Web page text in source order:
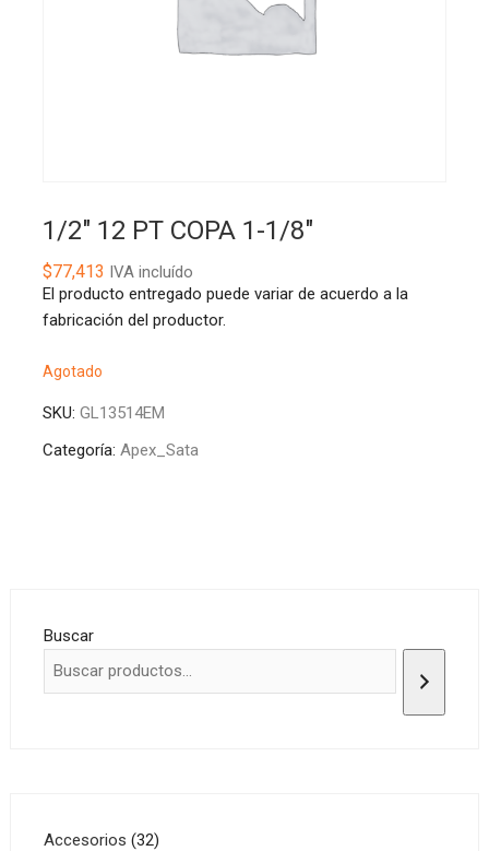
1/2″ 12 PT COPA 1-1/8″
$77,413 IVA incluído
El producto entregado puede variar de acuerdo a la
fabricación del productor.
Agotado
SKU: GL13514EM
Categoría: Apex_Sata
Buscar
Accesorios 3232